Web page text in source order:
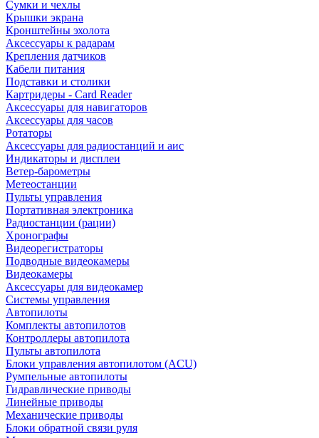
Сумки и чехлы
Крышки экрана
Кронштейны эхолота
Аксессуары к радарам
Крепления датчиков
Кабели питания
Подставки и столики
Картридеры - Card Reader
Аксессуары для навигаторов
Аксессуары для часов
Ротаторы
Аксессуары для радиостанций и аис
Индикаторы и дисплеи
Ветер-барометры
Метеостанции
Пульты управления
Портативная электроника
Радиостанции (рации)
Хронографы
Видеорегистраторы
Подводные видеокамеры
Видеокамеры
Аксессуары для видеокамер
Системы управления
Автопилоты
Комплекты автопилотов
Контроллеры автопилота
Пульты автопилота
Блоки управления автопилотом (ACU)
Румпельные автопилоты
Гидравлические приводы
Линейные приводы
Механические приводы
Блоки обратной связи руля